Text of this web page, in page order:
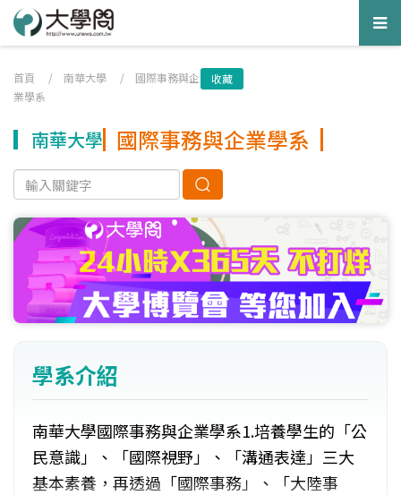
首頁 / 南華大學 / 國際事務與企
業學系
收藏
南華大學 國際事務與企業學系
學系介紹
南華大學國際事務與企業學系1.培養學生的「公
民意識」、「國際視野」、「溝通表達」三大
基本素養，再透過「國際事務」、「大陸事